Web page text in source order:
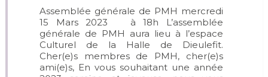
Assemblée générale de PMH mercredi
15 Mars 2023 à 18h L’assemblée
générale de PMH aura lieu à l’espace
Culturel de la Halle de Dieulefit.
Cher(e)s membres de PMH, cher(e)s
ami(e)s, En vous souhaitant une année